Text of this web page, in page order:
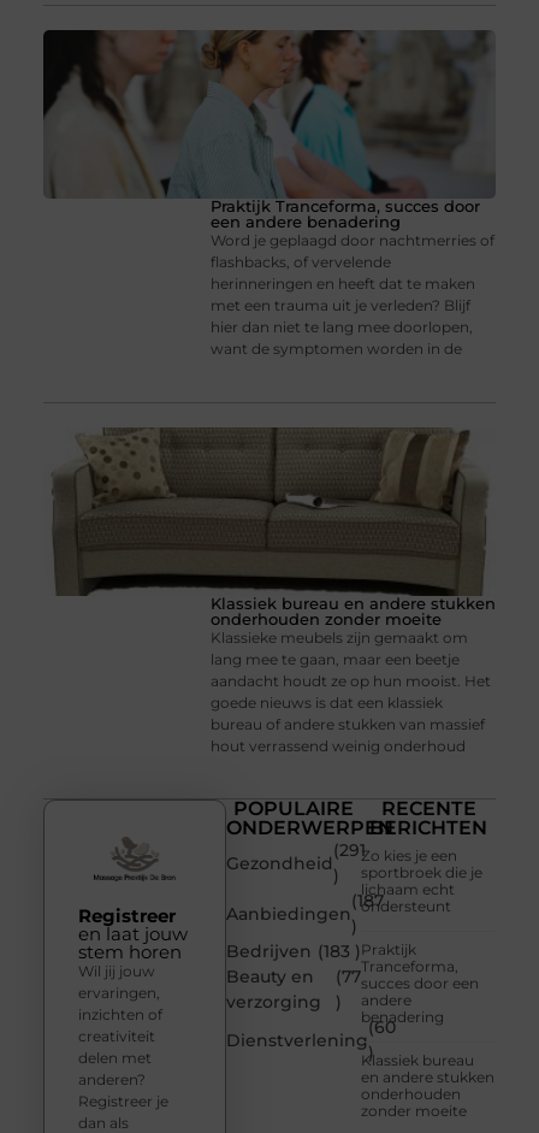
Praktijk Tranceforma, succes door
een andere benadering
Word je geplaagd door nachtmerries of
flashbacks, of vervelende
herinneringen en heeft dat te maken
met een trauma uit je verleden? Blijf
hier dan niet te lang mee doorlopen,
want de symptomen worden in de
Klassiek bureau en andere stukken
onderhouden zonder moeite
Klassieke meubels zijn gemaakt om
lang mee te gaan, maar een beetje
aandacht houdt ze op hun mooist. Het
goede nieuws is dat een klassiek
bureau of andere stukken van massief
hout verrassend weinig onderhoud
POPULAIRE
ONDERWERPEN
Gezondheid
(291
)
Aanbiedingen
(187
)
Bedrijven (183 )
Beauty en
verzorging
(77
)
Dienstverlening
(60
)
RECENTE
BERICHTEN
Zo kies je een
sportbroek die je
lichaam echt
ondersteunt
Praktijk
Tranceforma,
succes door een
andere
benadering
Klassiek bureau
en andere stukken
onderhouden
zonder moeite
Registreer
en laat jouw
stem horen
Wil jij jouw
ervaringen,
inzichten of
creativiteit
delen met
anderen?
Registreer je
dan als